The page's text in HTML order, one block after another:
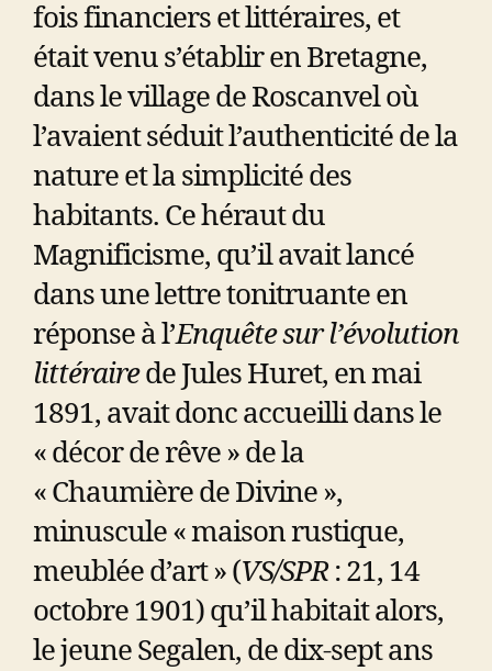
fois financiers et littéraires, et
était venu s’établir en Bretagne,
dans le village de Roscanvel où
l’avaient séduit l’authenticité de la
nature et la simplicité des
habitants. Ce héraut du
Magnificisme, qu’il avait lancé
dans une lettre tonitruante en
réponse à l’Enquête sur l’évolution
littérairede Jules Huret, en mai
1891, avait donc accueilli dans le
« décor de rêve » de la
« Chaumière de Divine »,
minuscule « maison rustique,
meublée d’art » (VS/SPR: 21, 14
octobre 1901) qu’il habitait alors,
le jeune Segalen, de dix-sept ans